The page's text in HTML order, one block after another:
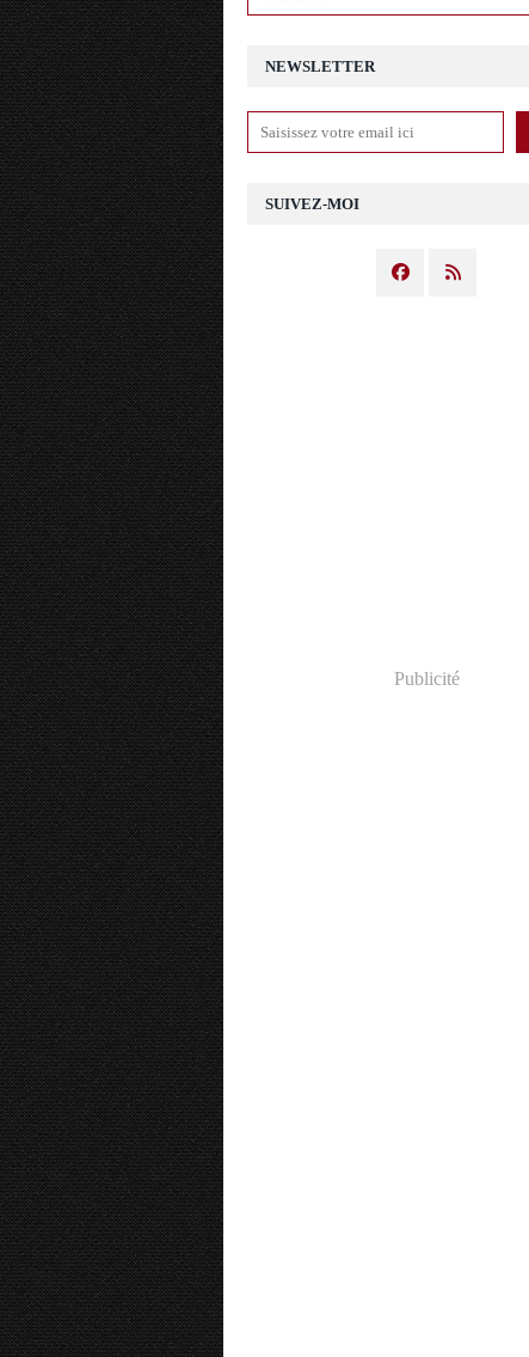
NEWSLETTER
SUIVEZ-MOI
Publicité